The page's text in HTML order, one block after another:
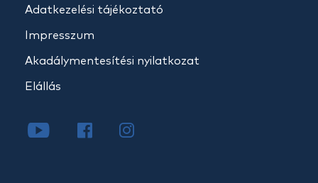
Adatkezelési tájékoztató
Impresszum
Akadálymentesítési nyilatkozat
Elállás